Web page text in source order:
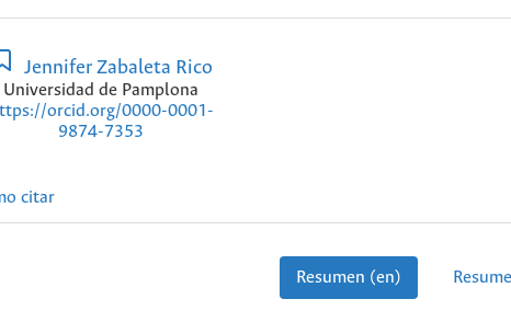
Jennifer Zabaleta Rico
Universidad de Pamplona
orcid.org/0000-0001-
9874-7353
citar
Resumen (en)